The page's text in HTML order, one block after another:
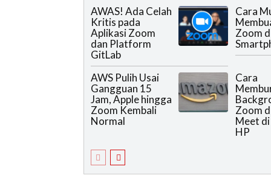
AWAS! Ada Celah
Kritis pada
Aplikasi Zoom
dan Platform
GitLab
Cara
Zoom
AWS Pulih Usai
Gangguan 15
Jam, Apple hingga
Zoom Kembali
Normal
Cara
Zoom
Meet
HP